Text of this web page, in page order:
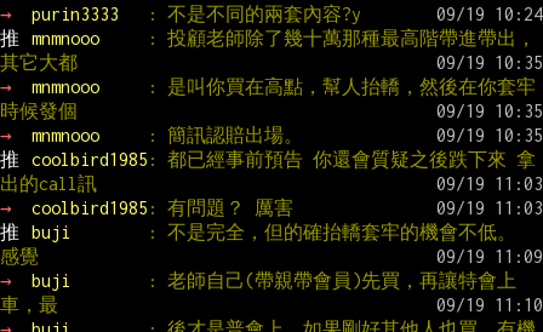
→
purin3333
: 不是不同的兩套內容?y
推
mnmnooo
: 投顧老師除了幾十萬那種最高階帶進帶出，
其它大都
→
mnmnooo
: 是叫你買在高點，幫人抬轎，然後在你套牢
時候發個
→
mnmnooo
: 簡訊認賠出場。
推
coolbird1985 : 都已經事前預告 你還會質疑之後跌下來 拿
出的call訊
→
coolbird1985 : 有問題？ 厲害
推
buji
: 不是完全，但的確抬轎套牢的機會不低。
感覺
→
buji
: 老師自己(帶親帶會員)先買，再讓特會上
車，最